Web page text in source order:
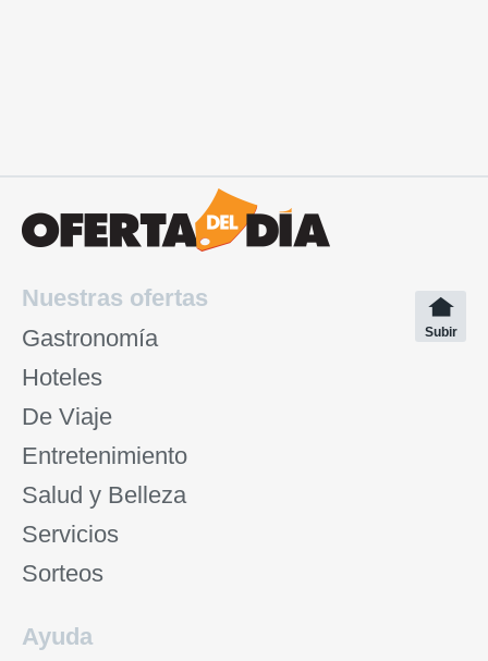
Nuestras ofertas
Gastronomía
Hoteles
De Viaje
Entretenimiento
Salud y Belleza
Servicios
Sorteos
Subir
Ayuda